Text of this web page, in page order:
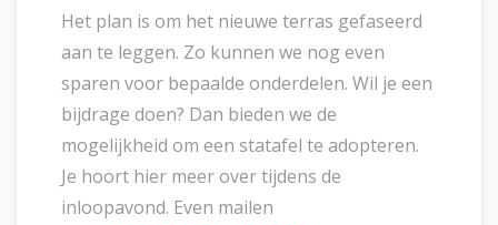
Het plan is om het nieuwe terras gefaseerd
aan te leggen. Zo kunnen we nog even
sparen voor bepaalde onderdelen. Wil je een
bijdrage doen? Dan bieden we de
mogelijkheid om een statafel te adopteren.
Je hoort hier meer over tijdens de
inloopavond. Even mailen